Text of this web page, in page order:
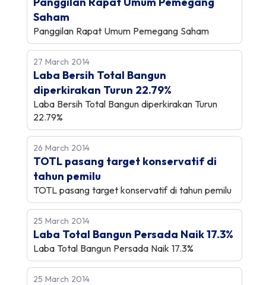
Saham
Panggilan Rapat Umum Pemegang Saham
27 March 2014
Laba Bersih Total Bangun
diperkirakan Turun 22.79%
Laba Bersih Total Bangun diperkirakan Turun
22.79%
26 March 2014
TOTL pasang target konservatif di
tahun pemilu
TOTL pasang target konservatif di tahun pemilu
25 March 2014
Laba Total Bangun Persada Naik 17.3%
Laba Total Bangun Persada Naik 17.3%
25 March 2014